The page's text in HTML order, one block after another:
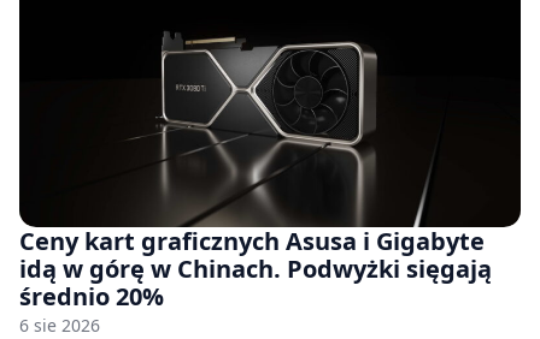
Ceny kart graficznych Asusa i Gigabyte
idą w górę w Chinach. Podwyżki sięgają
średnio 20%
6 sie 2026